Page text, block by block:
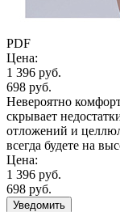
PDF
Цена:
1 396 руб.
698 руб.
Невероятно
скрывает
отложений и
всегда будете на
Цена:
1 396 руб.
698 руб.
Уведомить